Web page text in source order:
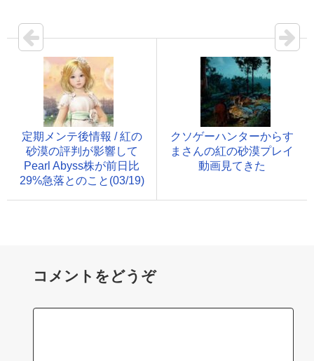
定期メンテ後情報 / 紅の
砂漠の評判が影響して
Pearl Abyss株が前日比
29%急落とのこと(03/19)
クソゲーハンターからす
まさんの紅の砂漠プレイ
動画見てきた
コメントをどうぞ